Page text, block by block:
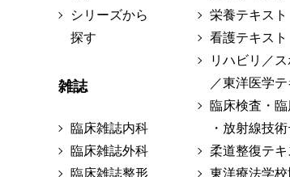
シリーズから
探す
雑誌
臨床雑誌内科
臨床雑誌外科
臨床雑誌整形
栄養テキスト
看護テキスト
リハビリ／
／東洋医学テ
臨床検査・
・放射線技
柔道整復テキ
東洋療法学